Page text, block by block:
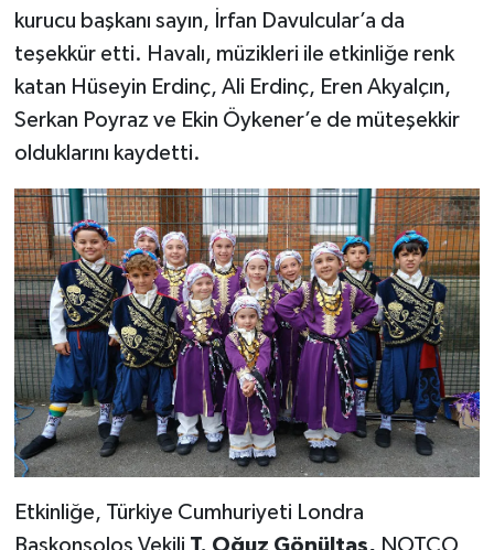
kurucu başkanı sayın, İrfan Davulcular’a da
teşekkür etti. Havalı, müzikleri ile etkinliğe renk
katan Hüseyin Erdinç, Ali Erdinç, Eren Akyalçın,
Serkan Poyraz ve Ekin Öykener’e de müteşekkir
olduklarını kaydetti.
Etkinliğe, Türkiye Cumhuriyeti Londra